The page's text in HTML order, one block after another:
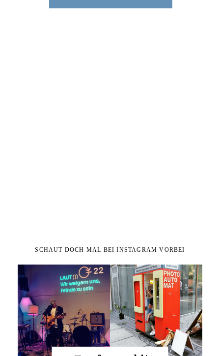
SCHAUT DOCH MAL BEI INSTAGRAM VORBEI